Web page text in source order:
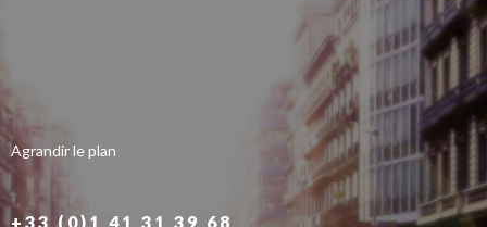
Agrandir le plan
+33 (0)1 41 31 39 68